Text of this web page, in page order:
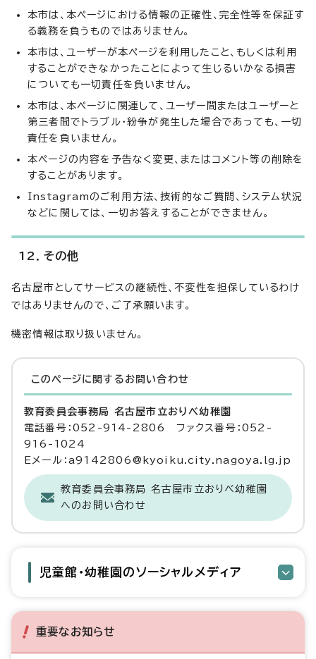
本市は、本ページにおける情報の正確性、完全性等を保証す
る義務を負うものではありません。
本市は、ユーザーが本ページを利用したこと、もしくは利用
することができなかったことによって生じるいかなる損害
についても一切責任を負いません。
本市は、本ページに関連して、ユーザー間またはユーザーと
第三者間でトラブル・紛争が発生した場合であっても、一切
責任を負いません。
本ページの内容を予告なく変更、またはコメント等の削除を
することがあります。
Instagramのご利用方法、技術的なご質問、システム状況
などに関しては、一切お答えすることができません。
12．その他
名古屋市としてサービスの継続性、不変性を担保しているわけ
ではありませんので、ご了承願います。
機密情報は取り扱いません。
このページに関する お問い合わせ
教育委員会事務局 名古屋市立おりべ幼稚園
電話番号：052-914-2806 ファクス番号：052-
916-1024
Eメール：a9142806@kyoiku.city.nagoya.lg.jp
教育委員会事務局 名古屋市立おりべ幼稚園
へのお問い合わせ
児童館・幼稚園のソーシャルメディア
重要なお知らせ